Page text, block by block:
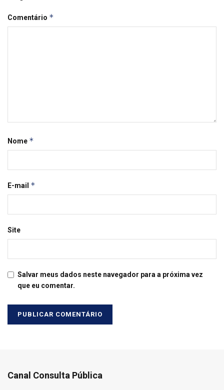
Comentário *
Nome *
E-mail *
Site
Salvar meus dados neste navegador para a próxima vez
que eu comentar.
Canal Consulta Pública